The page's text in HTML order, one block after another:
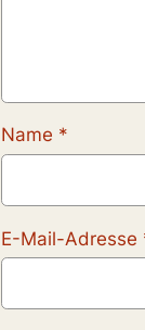
Name *
E-Mail-Adresse